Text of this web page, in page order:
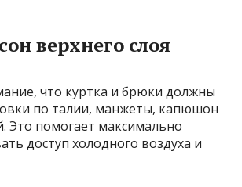
верхнего слоя
что куртка и брюки должны
по талии, манжеты, капюшон
Это помогает максимально
доступ холодного воздуха и